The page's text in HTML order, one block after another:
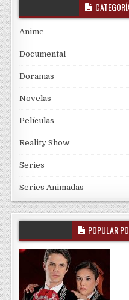
Anime
Documental
Doramas
Novelas
Películas
Reality Show
Series
Series Animadas
POPULAR